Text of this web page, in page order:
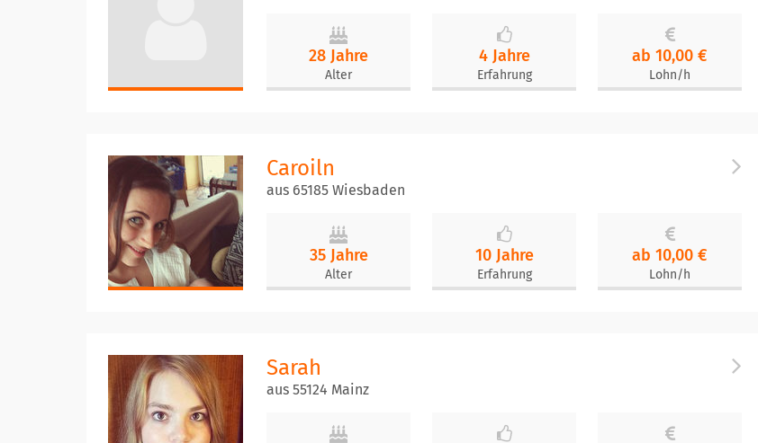
28 Jahre
Alter
4 Jahre
Erfahrung
ab 10,00 €
Lohn/h
Caroiln
aus 65185 Wiesbaden
35 Jahre
Alter
10 Jahre
Erfahrung
ab 10,00 €
Lohn/h
Sarah
aus 55124 Mainz